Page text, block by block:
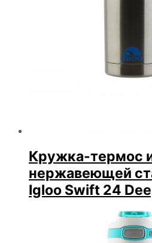
Кружка-термос
нержавеющей
Igloo Swift 24